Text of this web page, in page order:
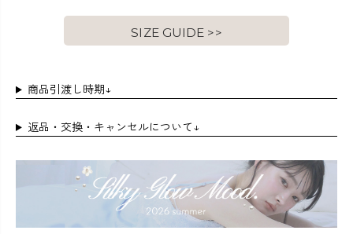
SIZE GUIDE >>
商品引渡し時期↓
返品・交換・キャンセルについて↓